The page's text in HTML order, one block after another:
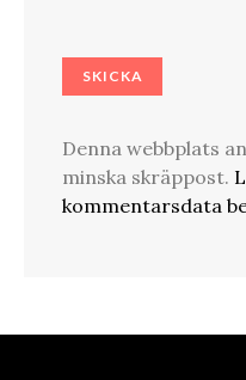
Denna webbplats
minska skräppost.
kommentarsdata